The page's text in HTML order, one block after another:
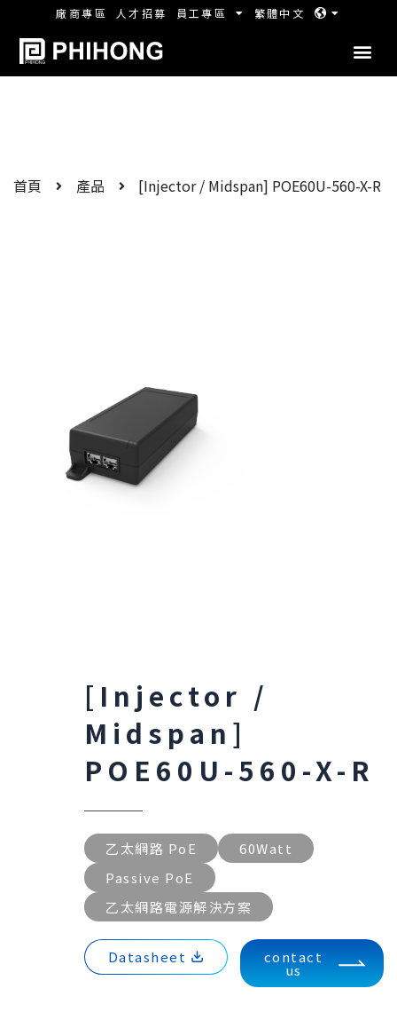
廠商專區 人才招募 員工專區 繁體中文
首頁 產品 [Injector / Midspan] POE60U-560-X-R
[Injector /
Midspan]
POE60U-560-X-R
乙太網路 PoE
60Watt
Passive PoE
乙太網路電源解決方案
Datasheet contact
us